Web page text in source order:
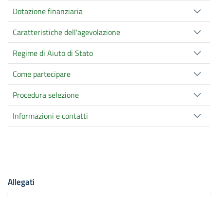
Dotazione finanziaria
Caratteristiche dell'agevolazione
Regime di Aiuto di Stato
Come partecipare
Procedura selezione
Informazioni e contatti
Allegati